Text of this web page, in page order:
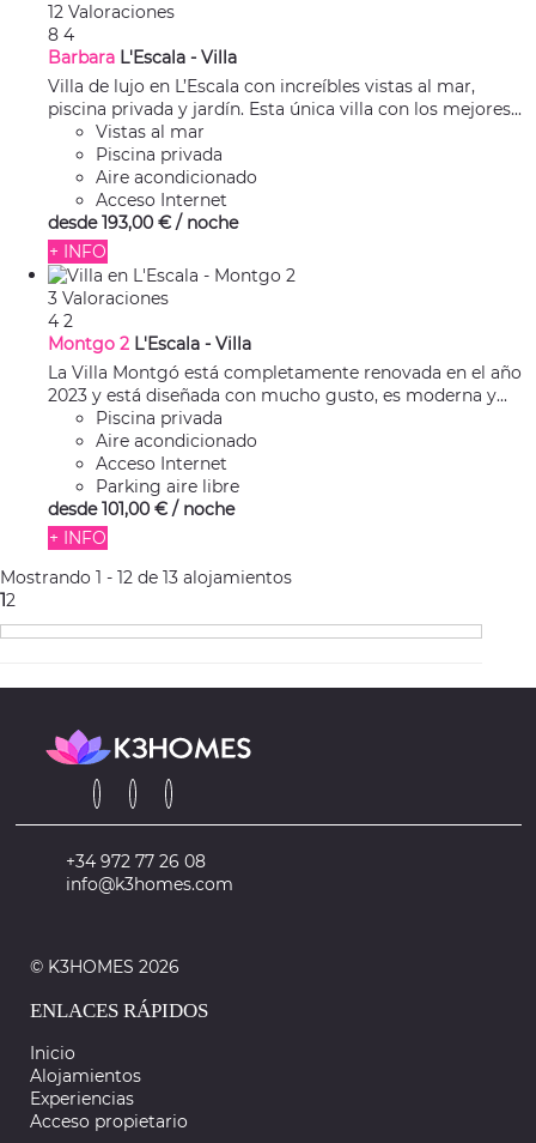
12 Valoraciones
8 4
Barbara L'Escala - Villa
Villa de lujo en L’Escala con increíbles vistas al mar,
piscina privada y jardín. Esta única villa con los mejores...
Vistas al mar
Piscina privada
Aire acondicionado
Acceso Internet
desde 193,00 € / noche
+ INFO
3 Valoraciones
4 2
Montgo 2 L'Escala - Villa
La Villa Montgó está completamente renovada en el año
2023 y está diseñada con mucho gusto, es moderna y...
Piscina privada
Aire acondicionado
Acceso Internet
Parking aire libre
desde 101,00 € / noche
+ INFO
Mostrando 1 - 12 de 13 alojamientos
12
+34 972 77 26 08
info@k3homes.com
© K3HOMES 2026
ENLACES RÁPIDOS
Inicio
Alojamientos
Experiencias
Acceso propietario